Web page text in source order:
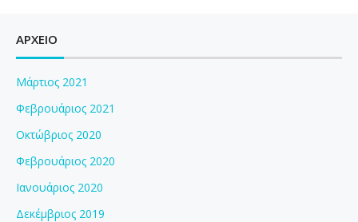
o
n
ΑΡΧΕΙΟ
Μάρτιος 2021
Φεβρουάριος 2021
Οκτώβριος 2020
Φεβρουάριος 2020
Ιανουάριος 2020
Δεκέμβριος 2019